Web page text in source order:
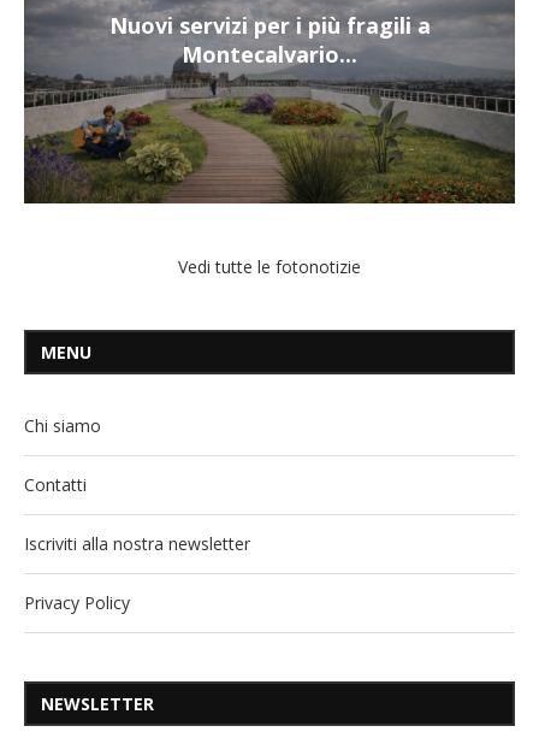
Nuovi servizi per i più fragili a
Montecalvario...
Vedi tutte le fotonotizie
MENU
Chi siamo
Contatti
Iscriviti alla nostra newsletter
Privacy Policy
NEWSLETTER